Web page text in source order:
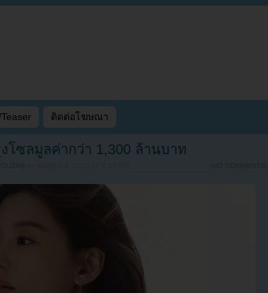
ติดต่อโฆษณา
โซลมูลค่ากว่า 1,300 ล้านบาท
NO COMMENTS